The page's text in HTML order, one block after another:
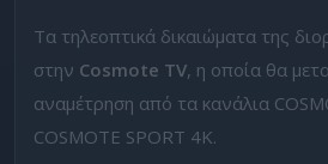
Τα τηλεοπτικά δικαιώματα της
στην Cosmote TV, η οποία θα
αναμέτρηση από τα κανάλια
COSMOTE SPORT 4K.